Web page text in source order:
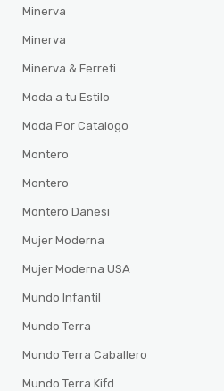
Minerva
Minerva
Minerva & Ferreti
Moda a tu Estilo
Moda Por Catalogo
Montero
Montero
Montero Danesi
Mujer Moderna
Mujer Moderna USA
Mundo Infantil
Mundo Terra
Mundo Terra Caballero
Mundo Terra Kifd